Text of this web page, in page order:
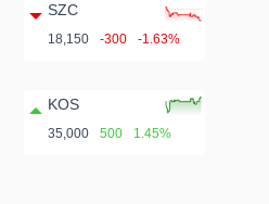
SZC
18,150 -300 -1.63%
KOS
35,000 500 1.45%